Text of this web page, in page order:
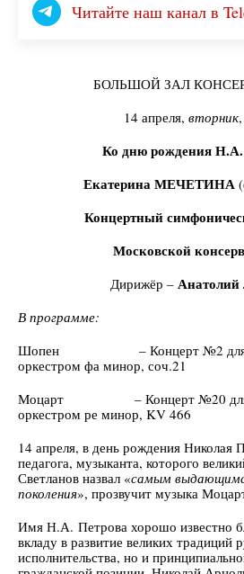
Читайте наш канал в
БОЛЬШОЙ ЗАЛ
14 апреля, вторник
Ко дню рождения
Екатерина МЕЧЕТИНА
Концертный
Московской
Дирижёр –
В программе:
Шопен – Концерт №2 для
оркестром фа минор, соч.21
Моцарт – Концерт №20 для
оркестром ре минор, KV 466
14 апреля, в день рождения Николая
педагога, музыканта, которого
Светланов назвал «самым
поколения», прозвучит музыка
Имя Н.А. Петрова хорошо известно
вкладу в развитие великих традиций
исполнительства, но и